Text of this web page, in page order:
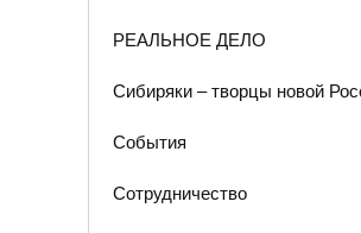
РЕАЛЬНОЕ ДЕЛО
Сибиряки – творцы новой
События
Сотрудничество